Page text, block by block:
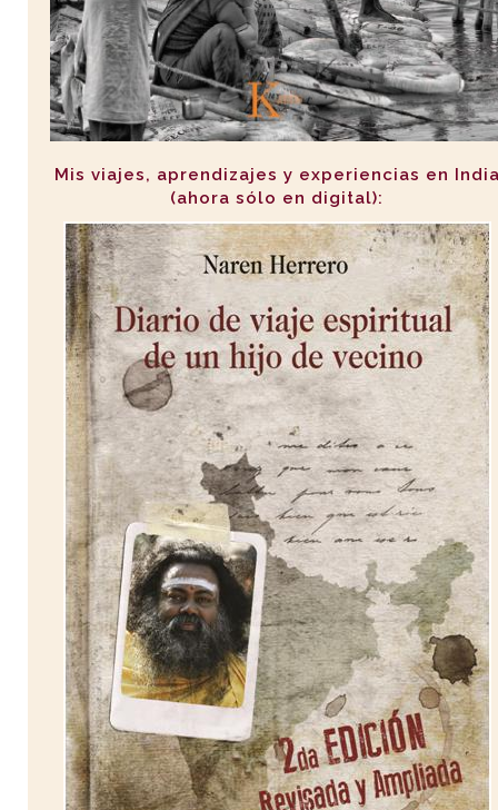
Mis viajes, aprendizajes y experiencias en
(ahora sólo en digital):